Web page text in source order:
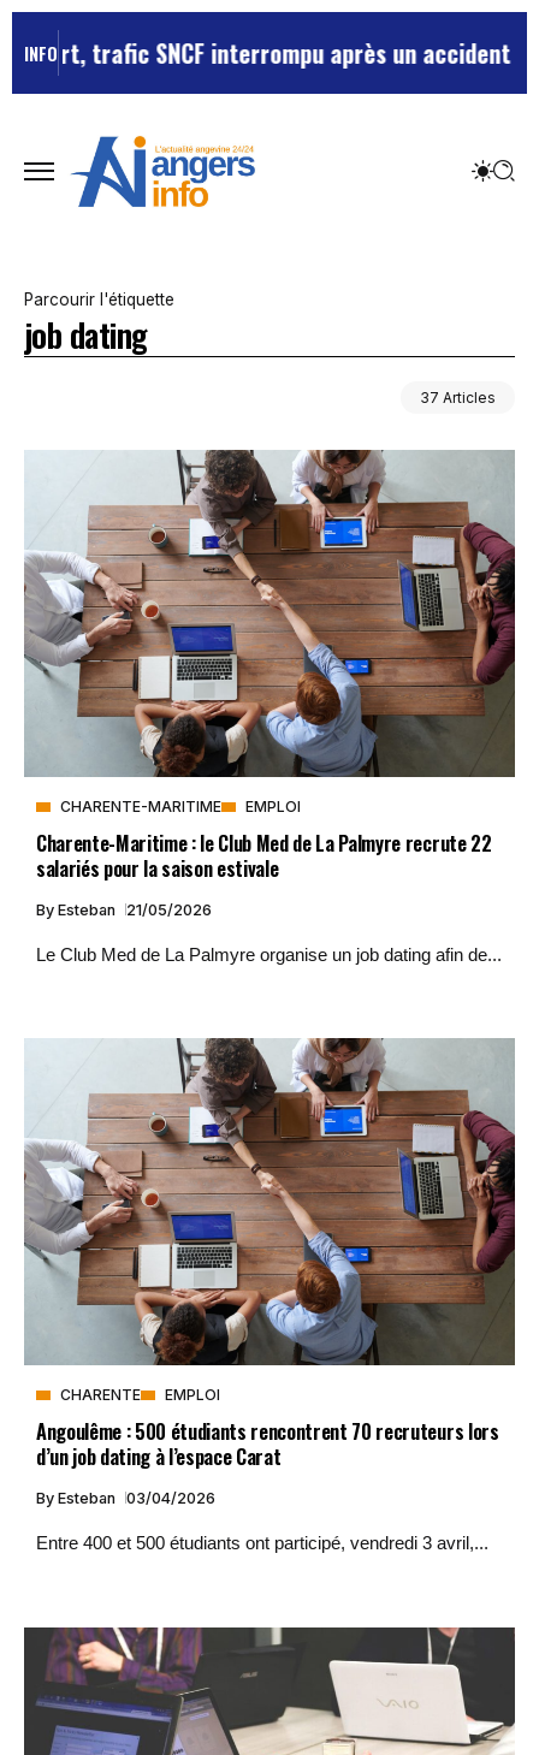
INFO
SNCF interrompu après un accident de personne
Parcourir l'étiquette
job dating
37 Articles
CHARENTE-MARITIME EMPLOI
Charente-Maritime : le Club Med de La Palmyre recrute 22
salariés pour la saison estivale
By Esteban 21/05/2026
Le Club Med de La Palmyre organise un job dating afin de...
CHARENTE EMPLOI
Angoulême : 500 étudiants rencontrent 70 recruteurs lors
d’un job dating à l’espace Carat
By Esteban 03/04/2026
Entre 400 et 500 étudiants ont participé, vendredi 3 avril,...